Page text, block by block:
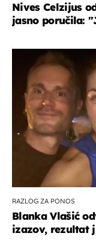
Nives Celzijus
jasno poručila:
RAZLOG ZA PONOS
Blanka Vlašić
izazov, rezultat